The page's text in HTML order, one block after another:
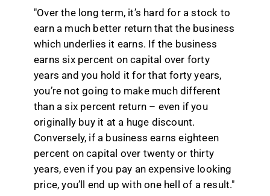
"Over the long term, it’s hard for a stock to
earn a much better return that the business
which underlies it earns. If the business
earns six percent on capital over forty
years and you hold it for that forty years,
you’re not going to make much different
than a six percent return – even if you
originally buy it at a huge discount.
Conversely, if a business earns eighteen
percent on capital over twenty or thirty
years, even if you pay an expensive looking
price, you’ll end up with one hell of a result."